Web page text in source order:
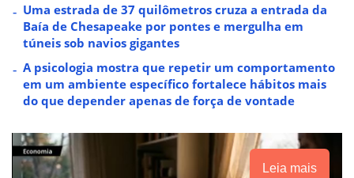
Uma estrada de 37 quilômetros cruza a entrada da
Baía de Chesapeake por pontes e mergulha em
túneis sob navios gigantes
A psicologia mostra que repetir um comportamento
em um ambiente específico fortalece hábitos mais
do que depender apenas de força de vontade
Leia mais